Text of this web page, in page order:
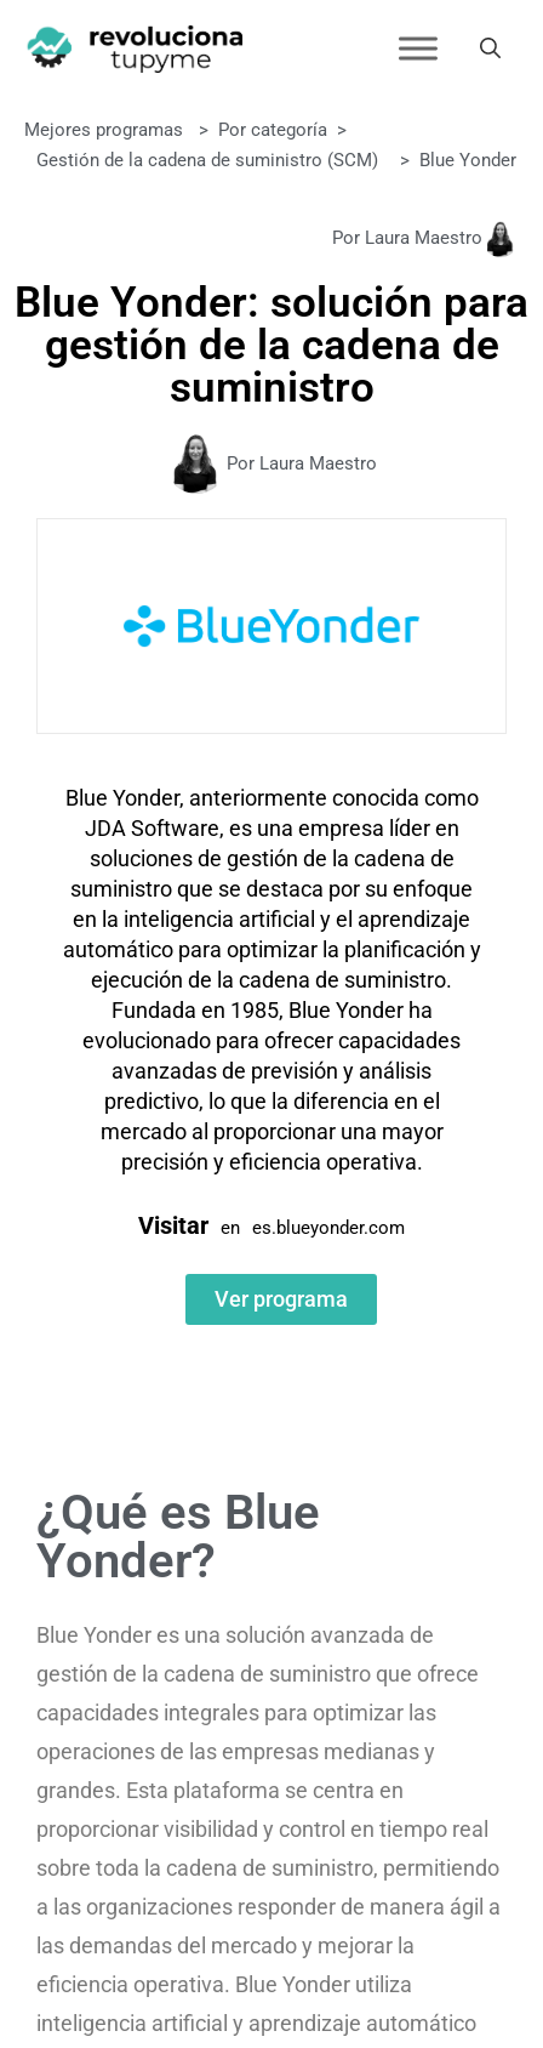
Mejores programas > Por categoría >
Gestión de la cadena de suministro (SCM)
> Blue Yonder
Por Laura Maestro
Blue Yonder: solución para
gestión de la cadena de
suministro
Por Laura Maestro
Blue Yonder, anteriormente conocida como
JDA Software, es una empresa líder en
soluciones de gestión de la cadena de
suministro que se destaca por su enfoque
en la inteligencia artificial y el aprendizaje
automático para optimizar la planificación y
ejecución de la cadena de suministro.
Fundada en 1985, Blue Yonder ha
evolucionado para ofrecer capacidades
avanzadas de previsión y análisis
predictivo, lo que la diferencia en el
mercado al proporcionar una mayor
precisión y eficiencia operativa.
Visitar en es.blueyonder.com
Ver programa
¿Qué es Blue
Yonder?
Blue Yonder es una solución avanzada de
gestión de la cadena de suministro que ofrece
capacidades integrales para optimizar las
operaciones de las empresas medianas y
grandes. Esta plataforma se centra en
proporcionar visibilidad y control en tiempo real
sobre toda la cadena de suministro, permitiendo
a las organizaciones responder de manera ágil a
las demandas del mercado y mejorar la
eficiencia operativa. Blue Yonder utiliza
inteligencia artificial y aprendizaje automático